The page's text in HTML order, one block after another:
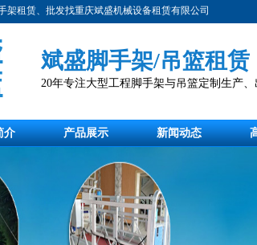
架租赁、批发找重庆斌盛机械设备租赁有限公司
斌盛脚手架/吊篮租赁
20年专注大型工程脚手架与吊篮定制生产
介 产品展示 新闻动态